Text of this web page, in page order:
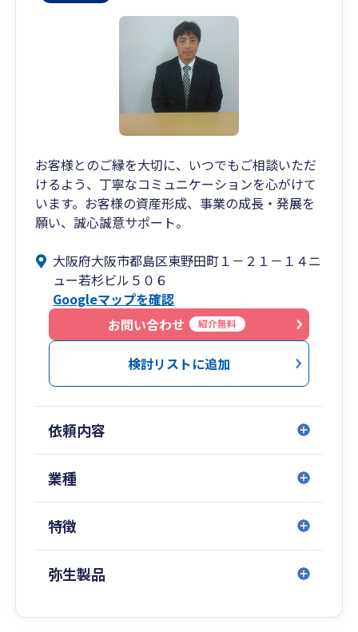
お客様とのご縁を大切に、いつでもご相談いただ
けるよう、丁寧なコミュニケーションを心がけて
います。お客様の資産形成、事業の成長・発展を
願い、誠心誠意サポート。
大阪府大阪市都島区東野田町１－２１－１４ニ
ュー若杉ビル５０６
Googleマップを確認
お問い合わせ
紹介無料
検討リストに追加
依頼内容
業種
特徴
弥生製品